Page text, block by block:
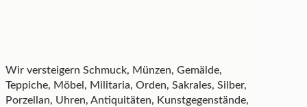
Wir versteigern Schmuck, Münzen, Gemälde,
Teppiche, Möbel, Militaria, Orden, Sakrales, Silber,
Porzellan, Uhren, Antiquitäten, Kunstgegenstände,